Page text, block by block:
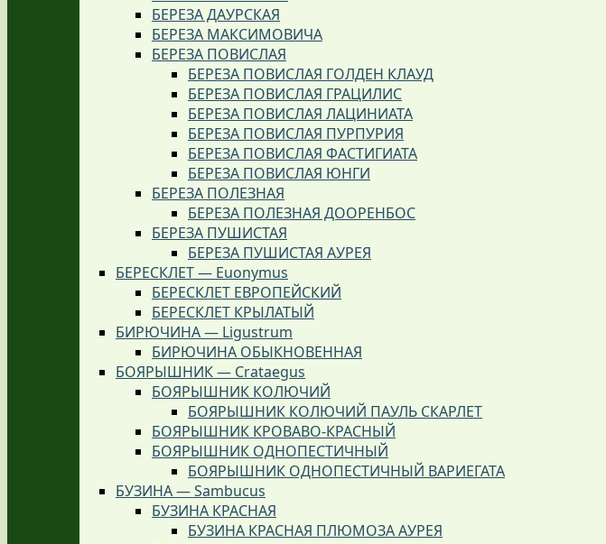
БЕРЕЗА ДАУРСКАЯ
БЕРЕЗА МАКСИМОВИЧА
БЕРЕЗА ПОВИСЛАЯ
БЕРЕЗА ПОВИСЛАЯ ГОЛДЕН КЛАУД
БЕРЕЗА ПОВИСЛАЯ ГРАЦИЛИС
БЕРЕЗА ПОВИСЛАЯ ЛАЦИНИАТА
БЕРЕЗА ПОВИСЛАЯ ПУРПУРИЯ
БЕРЕЗА ПОВИСЛАЯ ФАСТИГИАТА
БЕРЕЗА ПОВИСЛАЯ ЮНГИ
БЕРЕЗА ПОЛЕЗНАЯ
БЕРЕЗА ПОЛЕЗНАЯ ДООРЕНБОС
БЕРЕЗА ПУШИСТАЯ
БЕРЕЗА ПУШИСТАЯ АУРЕЯ
БЕРЕСКЛЕТ — Euonymus
БЕРЕСКЛЕТ ЕВРОПЕЙСКИЙ
БЕРЕСКЛЕТ КРЫЛАТЫЙ
БИРЮЧИНА — Ligustrum
БИРЮЧИНА ОБЫКНОВЕННАЯ
БОЯРЫШНИК — Crataegus
БОЯРЫШНИК КОЛЮЧИЙ
БОЯРЫШНИК КОЛЮЧИЙ ПАУЛЬ СКАРЛЕТ
БОЯРЫШНИК КРОВАВО-КРАСНЫЙ
БОЯРЫШНИК ОДНОПЕСТИЧНЫЙ
БОЯРЫШНИК ОДНОПЕСТИЧНЫЙ ВАРИЕГАТА
БУЗИНА — Sambucus
БУЗИНА КРАСНАЯ
БУЗИНА КРАСНАЯ ПЛЮМОЗА АУРЕЯ